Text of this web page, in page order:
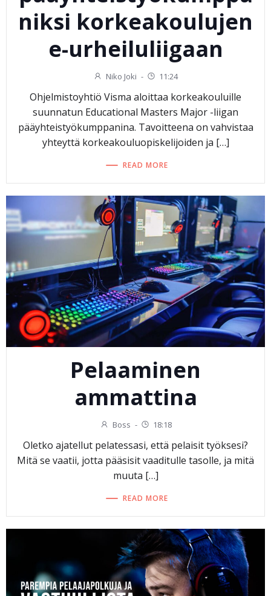
niksi korkeakoulujen
e-urheiluliigaan
Niko Joki - 11:24
Ohjelmistoyhtiö Visma aloittaa korkeakouluille
suunnatun Educational Masters Major -liigan
pääyhteistyökumppanina. Tavoitteena on vahvistaa
yhteyttä korkeakouluopiskelijoiden ja […]
READ MORE
Pelaaminen
ammattina
Boss - 18:18
Oletko ajatellut pelatessasi, että pelaisit työksesi?
Mitä se vaatii, jotta pääsisit vaaditulle tasolle, ja mitä
muuta […]
READ MORE